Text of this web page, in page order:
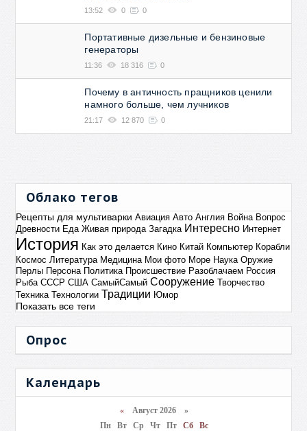
13:52 0 0
Портативные дизельные и бензиновые
генераторы
11:36 18 316 0
Почему в античность пращников ценили
намного больше, чем лучников
21:17 12 870 0
Облако тегов
Рецепты для мультиварки Авиация Авто Англия Война Вопрос
Древности Еда Живая природа Загадка Интересно Интернет
История Как это делается Кино Китай Компьютер Корабли
Космос Литература Медицина Мои фото Море Наука Оружие
Перлы Персона Политика Происшествие Разоблачаем Россия
Рыба СССР США СамыйСамый Сооружение Творчество
Техника Технологии Традиции Юмор
Показать все теги
Опрос
Календарь
«Август 2026 »
Пн
Вт Ср Чт Пт Сб
Вс